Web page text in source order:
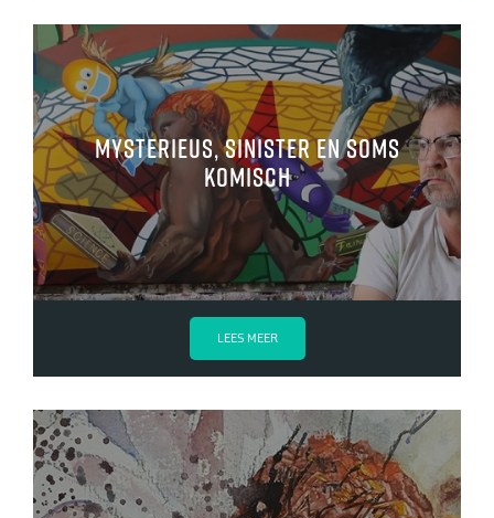
mysterieus, sinister en soms
komisch
LEES MEER